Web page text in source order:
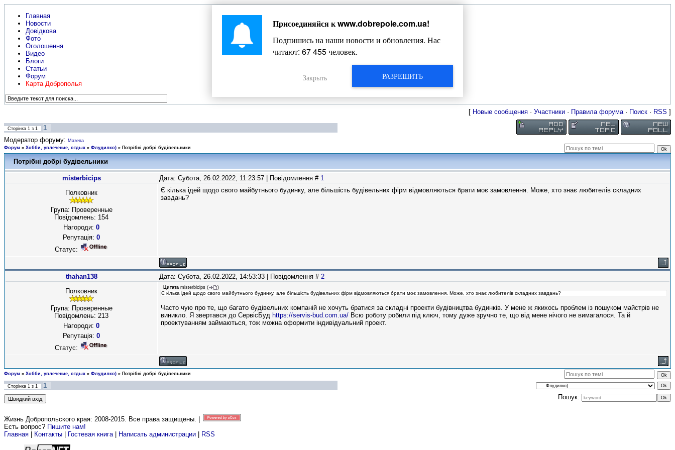
Главная
Новости
Довідкова
Фото
Оголошення
Видео
Блоги
Статьи
Форум
Карта Доброполья
Жизнь Добропольского края
[ Новые сообщения · Участники · Правила форума· Поиск · RSS ]
Сторінка 1 з 1
1
Модератор форуму: Мазепа
Форум » Хобби, увлечение, отдых » Флудилко) » Потрібні добрі будівельники
Потрібні добрі будівельники
misterbicips Дата: Субота, 26.02.2022, 11:23:57 | Повідомлення # 1
Полковник
Група: Проверенные
Повідомлень: 154
Нагороди: 0
Репутація: 0
Статус:
Є кілька ідей щодо свого майбутнього будинку, але більшість будівельних фірм відмовляються брати моє замовлення. Може, хто знає любителів складних
завдань?
thahan138 Дата: Субота, 26.02.2022, 14:53:33 | Повідомлення # 2
Полковник
Група: Проверенные
Повідомлень: 213
Нагороди: 0
Репутація: 0
Статус:
Цитата misterbicips ( )
Є кілька ідей щодо свого майбутнього будинку, але більшість будівельних фірм відмовляються брати моє замовлення. Може, хто знає любителів складних завдань?
Часто чую про те, що багато будівельних компаній не хочуть братися за складні проекти будівництва будинків. У мене ж якихось проблем із пошуком майстрів не
виникло. Я звертався до СервicБуд https://servis-bud.com.ua/ Всю роботу робили під ключ, тому дуже зручно те, що від мене нічого не вимагалося. Та й
проектуванням займаються, тож можна оформити індивідуальний проект.
Форум » Хобби, увлечение, отдых » Флудилко) » Потрібні добрі будівельники
Сторінка 1 з 1
1
Пошук:
Жизнь Добропольского края: 2008-2015. Все права защищены. |
Есть вопрос? Пишите нам!
Главная
Контакты Гостевая книга| Написать администрации RSS
Присоединяйся кwww.dobrepole.com.ua!
Подпишись на наши новости и обновления. Нас
читают: 67 455человек.
РАЗРЕШИТЬ
Закрыть